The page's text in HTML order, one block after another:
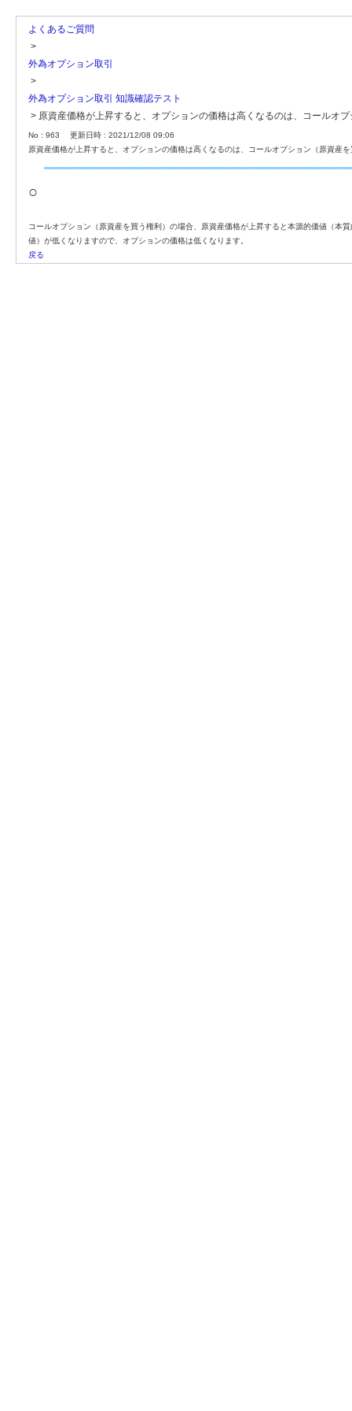
よくあるご質問
>
外為オプション取引
>
外為オプション取引 知識確認テスト
> 原資産価格が上昇すると、オプションの価格は高くなるのは、コールオ
No : 963
更新日時 : 2021/12/08 09:06
原資産価格が上昇すると、オプションの価格は高くなるのは、コールオプション（原資産
○
コールオプション（原資産を買う権利）の場合、原資産価格が上昇すると本源的価値（本
値）が低くなりますので、オプションの価格は低くなります。
戻る